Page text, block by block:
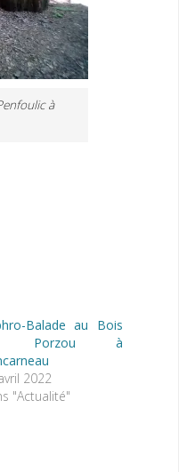
à
Balade au Bois
Porzou à
2022
"Actualité"